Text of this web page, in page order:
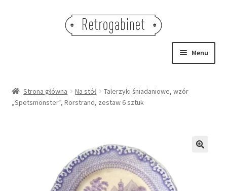
Menu
OBRAZY
OŚWIETLENIE
Strona główna Na stół
Talerzyki śniadaniowe, wzór
„Spetsmönster”, Rörstrand, zestaw 6 sztuk